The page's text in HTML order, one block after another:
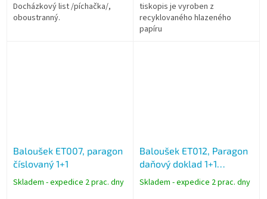
Docházkový list /píchačka/,
oboustranný.
tiskopis je vyroben z
recyklovaného hlazeného
papíru
Baloušek ET007, paragon
číslovaný 1+1
Skladem - expedice 2 prac. dny
Baloušek ET012, Paragon
daňový doklad 1+1
číslovaný
Skladem - expedice 2 prac. dny